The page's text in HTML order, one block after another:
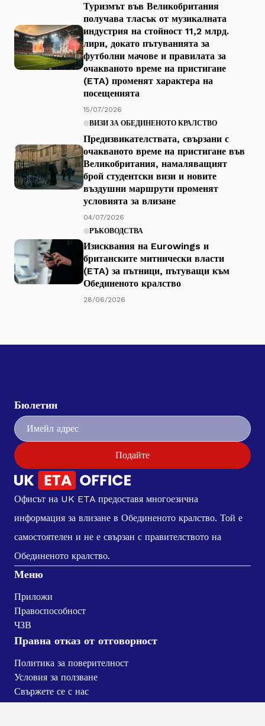
Туризмът във Великобритания
получава тласък от музикалната
индустрия на стойност 11,2 млрд.
лири, докато пътуванията за
футболни мачове и правилата за
очакваното време на пристигане
(ETA) променят характера на
посещенията
15/07/2026
ВИЗИ ЗА ОБЕДИНЕНОТО КРАЛСТВО
Предизвикателствата, свързани с
очакваното време на пристигане във
Великобритания, намаляващият
брой студентски визи и новите
въздушни маршрути променят
условията за влизане
04/07/2026
РЪКОВОДСТВА
Изисквания на Eurowings и
британските митнически власти
(ETA) за пътници, пътуващи към
Обединеното кралство
28/06/2026
Бюлетин
Подайте
Офисът на UK ETA предоставя многоезична
информация за влизане в Обединеното кралство. Той е
самостоятелен и не е свързан с правителството на
Обединеното кралство.
Меню
Приложи
Правоспособност
ЧЗВ
Правна отказ от отговорност
Политика за поверителност
Условия за ползване
Свържете се с нас